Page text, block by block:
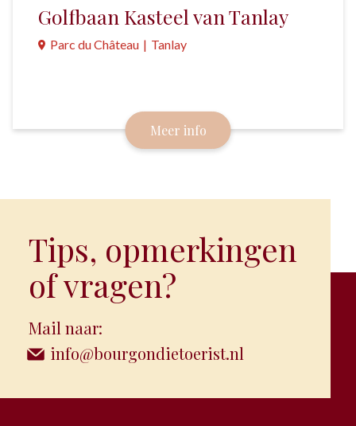
Golfbaan Kasteel van Tanlay
Parc du Château | Tanlay
Meer info
Tips, opmerkingen
of vragen?
Mail naar:
info@bourgondietoerist.nl